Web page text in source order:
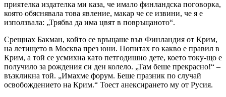
приятелка издателка ми каза, че имало финландска поговорка,
която обяснявала това явление, макар че се извини, че я е
използвала: „Трябва да има цвят в повръщаното“.
Срещнах Бакман, който се връщаше във Финландия от Крим,
на летището в Москва през юни. Попитах го какво е правил в
Крим, а той се усмихна като петгодишно дете, което току-що е
получило за рождения си ден колело. „Там беше прекрасно!“ –
възкликна той. „Имахме форум. Беше празник по случай
освобождението на Крим.“ Тоест анексирането му от Русия.